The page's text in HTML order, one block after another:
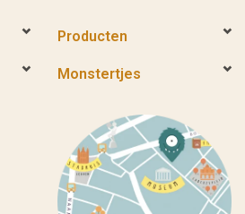
Producten
Monstertjes